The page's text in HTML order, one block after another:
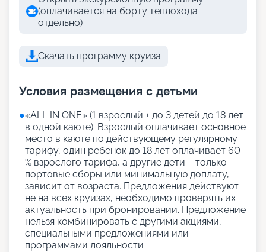
(оплачивается на борту теплохода
отдельно)
Скачать программу круиза
Условия размещения с детьми
●«АLL IN ONE» (1 взрослый + до 3 детей до 18 лет
в одной каюте): Взрослый оплачивает основное
место в каюте по действующему регулярному
тарифу, один ребенок до 18 лет оплачивает 60
% взрослого тарифа, а другие дети – только
портовые сборы или минимальную доплату,
зависит от возраста. Предложения действуют
не на всех круизах, необходимо проверять их
актуальность при бронировании. Предложение
нельзя комбинировать с другими акциями,
специальными предложениями или
программами лояльности